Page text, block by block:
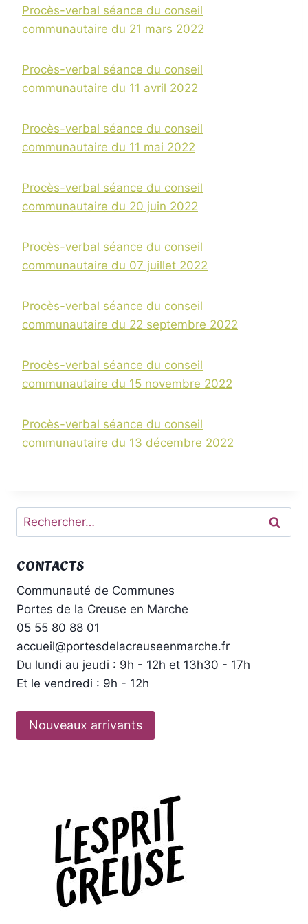
Procès-verbal séance du conseil
communautaire du 21 mars 2022
Procès-verbal séance du conseil
communautaire du 11 avril 2022
Procès-verbal séance du conseil
communautaire du 11 mai 2022
Procès-verbal séance du conseil
communautaire du 20 juin 2022
Procès-verbal séance du conseil
communautaire du 07 juillet 2022
Procès-verbal séance du conseil
communautaire du 22 septembre 2022
Procès-verbal séance du conseil
communautaire du 15 novembre 2022
Procès-verbal séance du conseil
communautaire du 13 décembre 2022
Rechercher :
CONTACTS
Communauté de Communes
Portes de la Creuse en Marche
05 55 80 88 01
accueil@portesdelacreuseenmarche.fr
Du lundi au jeudi : 9h - 12h et 13h30 - 17h
Et le vendredi : 9h - 12h
Nouveaux arrivants